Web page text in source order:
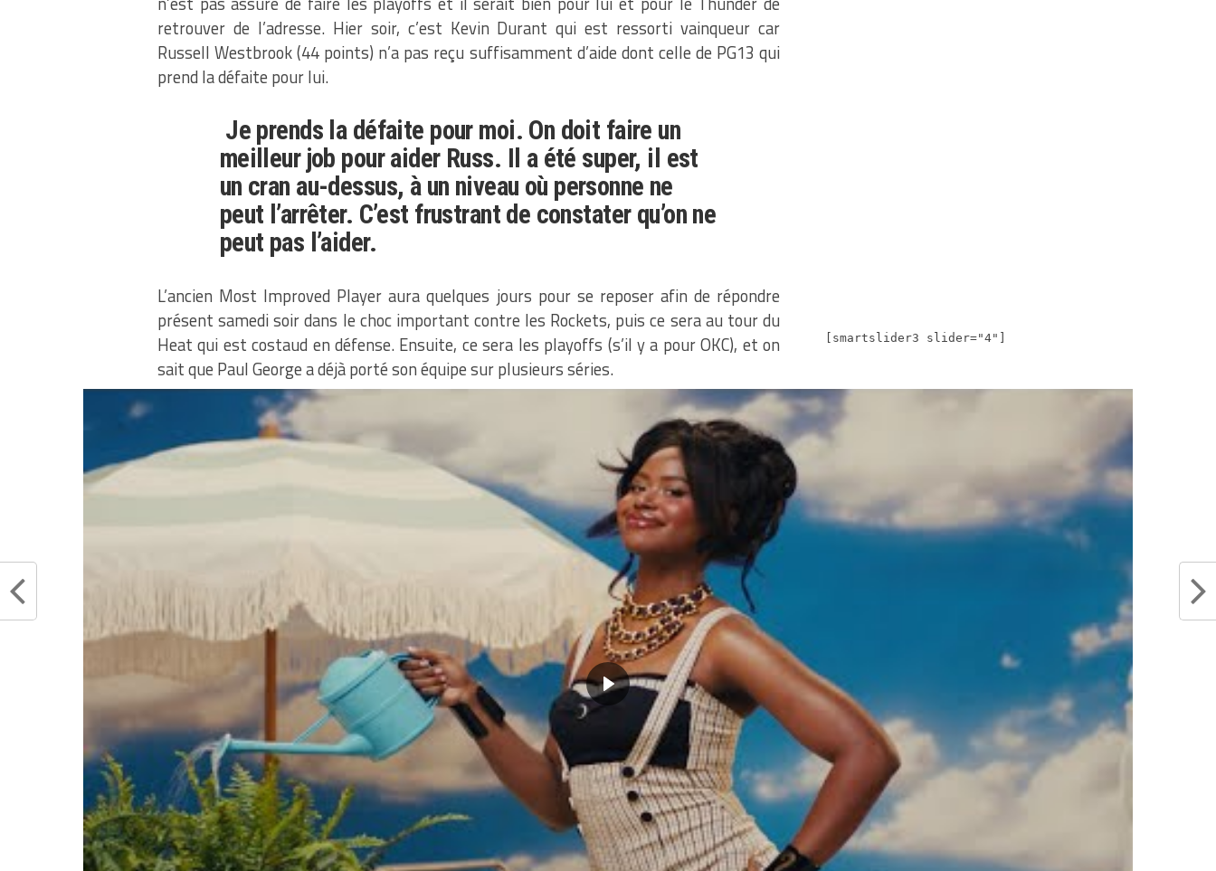
retrouver de l’adresse. Hier soir, c’est Kevin Durant qui est ressorti vainqueur car
Russell Westbrook (44 points) n’a pas reçu suffisamment d’aide dont celle de PG13 qui
prend la défaite pour lui.
Je prends la défaite pour moi. On doit faire un
meilleur job pour aider Russ. Il a été super, il est
un cran au-dessus, à un niveau où personne ne
peut l’arrêter. C’est frustrant de constater qu’on ne
peut pas l’aider.
L’ancien Most Improved Player aura quelques jours pour se reposer afin de répondre
présent samedi soir dans le choc important contre les Rockets, puis ce sera au tour du
Heat qui est costaud en défense. Ensuite, ce sera les playoffs (s’il y a pour OKC), et on
sait que Paul George a déjà porté son équipe sur plusieurs séries.
Paul George ne rentre plus rien, Magic Johnson danse la macarena. Plus
sérieusement, les mauvaises passes, ça arrive, mais à ce moment là, c’est
compliqué pour l’ancien Pacer de retrouver de la confiance.
Articles similaires
Paul George, bien plus qu’un
lieutenant pour Russell Westbrook
: « J’assure tes arrières, la saison
dure 82 matchs. »
décembre 11, 2018
Dans "Actualités"
Paul George fait taire des bouches
sur sa non clutchitude : « je m’en
fiche des stats »
décembre 6, 2018
Dans "Actualités"
Paul George, MVPG en vue : un
mois de février exceptionnel, une
saison incroyable et surtout un
joueur qui assume enfin son talent
février 22, 2019
Dans "Actualités"
[smartslider3 slider="4"]